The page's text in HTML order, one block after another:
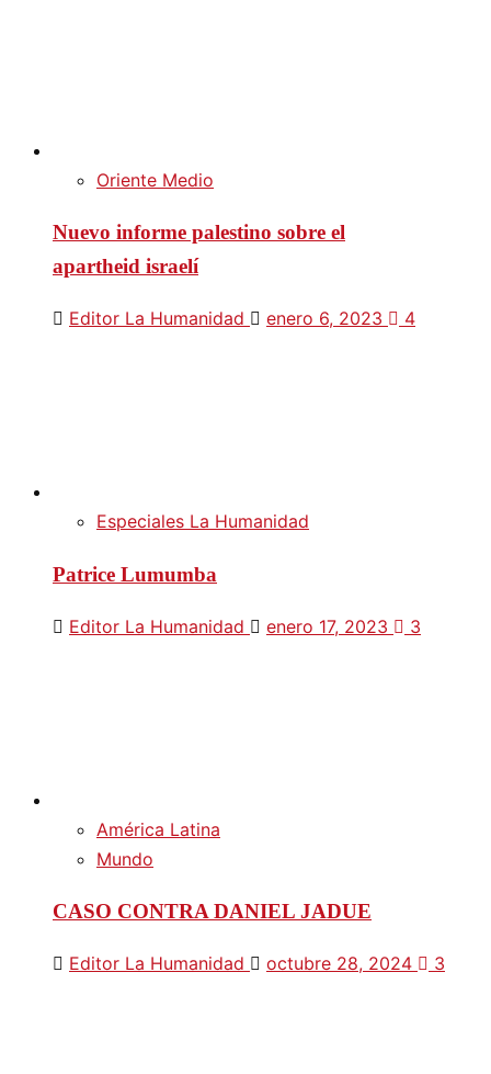
Oriente Medio
Nuevo informe palestino sobre el
apartheid israelí
Editor La Humanidad enero 6, 2023 4
Especiales La Humanidad
Patrice Lumumba
Editor La Humanidad enero 17, 2023 3
América Latina
Mundo
CASO CONTRA DANIEL JADUE
Editor La Humanidad octubre 28, 2024 3